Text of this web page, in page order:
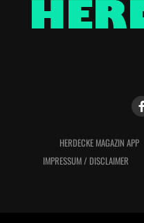
HERDECKE MAGAZIN APP
IMPRESSUM / DISCLAIMER